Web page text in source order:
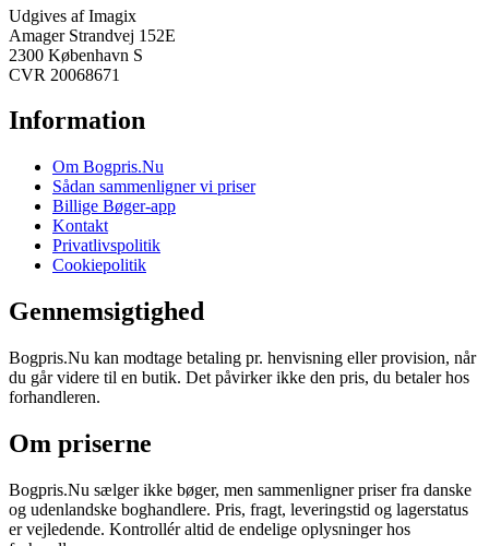
Udgives af Imagix
Amager Strandvej 152E
2300 København S
CVR 20068671
Information
Om Bogpris.Nu
Sådan sammenligner vi priser
Billige Bøger-app
Kontakt
Privatlivspolitik
Cookiepolitik
Gennemsigtighed
Bogpris.Nu kan modtage betaling pr. henvisning eller provision, når
du går videre til en butik. Det påvirker ikke den pris, du betaler hos
forhandleren.
Om priserne
Bogpris.Nu sælger ikke bøger, men sammenligner priser fra danske
og udenlandske boghandlere. Pris, fragt, leveringstid og lagerstatus
er vejledende. Kontrollér altid de endelige oplysninger hos